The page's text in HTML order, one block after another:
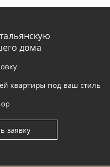
от
до 08.31
дома
квартиры под ваш стиль
заявку